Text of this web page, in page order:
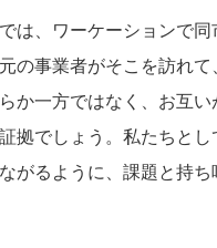
は、ワーケーションで
の事業者がそこを訪れ
か一方ではなく、お互
拠でしょう。私たちと
がるように、課題と持